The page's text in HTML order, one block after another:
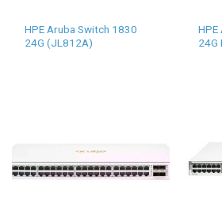
HPE Aruba Switch 1830
24G (JL812A)
HPE
24G